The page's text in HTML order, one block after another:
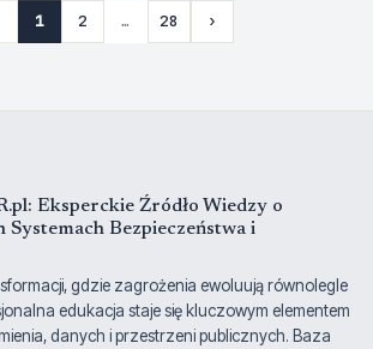
1 2 … 28 ›
Eksperckie Źródło Wiedzy o
Systemach Bezpieczeństwa i
gdzie zagrożenia ewoluują równolegle
edukacja staje się kluczowym elementem
danych i przestrzeni publicznych. Baza